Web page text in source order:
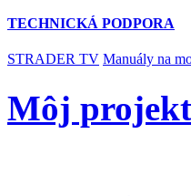
TECHNICKÁ PODPORA
STRADER TV Manuály na
Môj projekt